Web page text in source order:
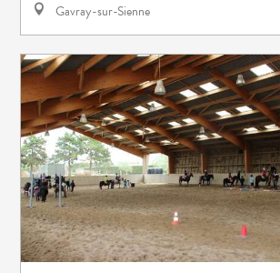
Gavray-sur-Sienne